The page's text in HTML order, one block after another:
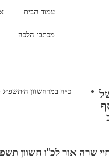
עמוד הבית
מכתבי הלכה
שרה אור לכ"ו חשוון